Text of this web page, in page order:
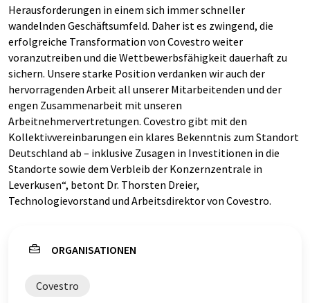
Herausforderungen in einem sich immer schneller
wandelnden Geschäftsumfeld. Daher ist es zwingend, die
erfolgreiche Transformation von Covestro weiter
voranzutreiben und die Wettbewerbsfähigkeit dauerhaft zu
sichern. Unsere starke Position verdanken wir auch der
hervorragenden Arbeit all unserer Mitarbeitenden und der
engen Zusammenarbeit mit unseren
Arbeitnehmervertretungen. Covestro gibt mit den
Kollektivvereinbarungen ein klares Bekenntnis zum Standort
Deutschland ab – inklusive Zusagen in Investitionen in die
Standorte sowie dem Verbleib der Konzernzentrale in
Leverkusen“, betont Dr. Thorsten Dreier,
Technologievorstand und Arbeitsdirektor von Covestro.
ORGANISATIONEN
Covestro